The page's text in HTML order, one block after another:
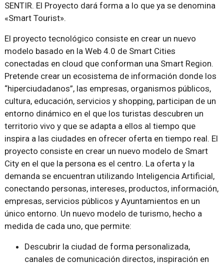
SENTIR. El Proyecto dará forma a lo que ya se denomina
«Smart Tourist».
El proyecto tecnológico consiste en crear un nuevo
modelo basado en la Web 4.0 de Smart Cities
conectadas en cloud que conforman una Smart Region.
Pretende crear un ecosistema de información donde los
“hiperciudadanos”, las empresas, organismos públicos,
cultura, educación, servicios y shopping, participan de un
entorno dinámico en el que los turistas descubren un
territorio vivo y que se adapta a ellos al tiempo que
inspira a las ciudades en ofrecer oferta en tiempo real. El
proyecto consiste en crear un nuevo modelo de Smart
City en el que la persona es el centro. La oferta y la
demanda se encuentran utilizando Inteligencia Artificial,
conectando personas, intereses, productos, información,
empresas, servicios públicos y Ayuntamientos en un
único entorno. Un nuevo modelo de turismo, hecho a
medida de cada uno, que permite:
Descubrir la ciudad de forma personalizada,
canales de comunicación directos, inspiración en